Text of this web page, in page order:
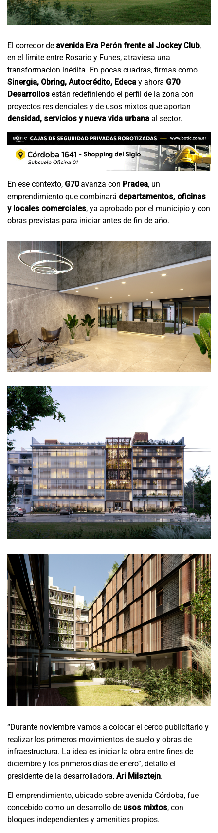
El corredor de avenida Eva Perón frente al Jockey Club,
en el límite entre Rosario y Funes, atraviesa una
transformación inédita. En pocas cuadras, firmas como
Sinergia, Obring, Autocrédito, Edeca y ahora G70
Desarrollos están redefiniendo el perfil de la zona con
proyectos residenciales y de usos mixtos que aportan
densidad, servicios y nueva vida urbana al sector.
En ese contexto, G70avanza con Pradea, un
emprendimiento que combinará departamentos, oficinas
y locales comerciales, ya aprobado por el municipio y con
obras previstas para iniciar antes de fin de año.
“Durante noviembre vamos a colocar el cerco publicitario y
realizar los primeros movimientos de suelo y obras de
infraestructura. La idea es iniciar la obra entre fines de
diciembre y los primeros días de enero”, detalló el
presidente de la desarrolladora, Ari Milsztejn.
El emprendimiento, ubicado sobre avenida Córdoba, fue
concebido como un desarrollo de usos mixtos, con
bloques independientes y amenities propios.